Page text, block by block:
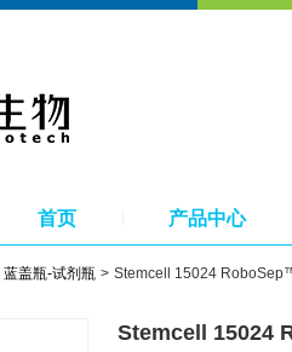
首页 产品中心
蓝盖瓶-试剂瓶 Stemcell 15024
Stemcell 15024